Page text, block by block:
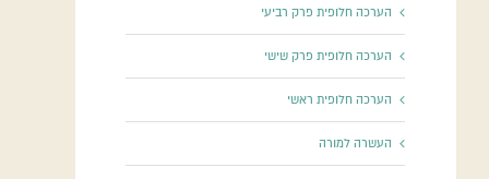
הערכה חלופית פרק רביעי
הערכה חלופית פרק שישי
הערכה חלופית ראשי
העשרה למורה